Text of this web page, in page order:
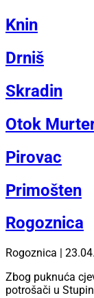
Knin
Drniš
Skradin
Otok
Pirovac
Primošten
Rogoznica
Rogoznica |
Zbog puknuća
potrošači u